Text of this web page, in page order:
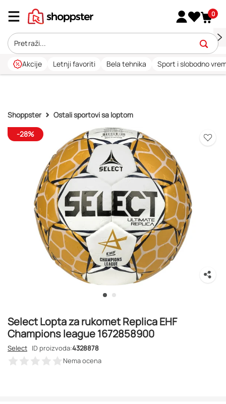
0
Akcije Letnji favoriti Bela tehnika Sport i slobodno
Shoppster
Ostali sportovi sa loptom
-28%
Select Lopta za rukomet Replica EHF
Champions league 1672858900
Select ID proizvoda:4328878
Nema ocena